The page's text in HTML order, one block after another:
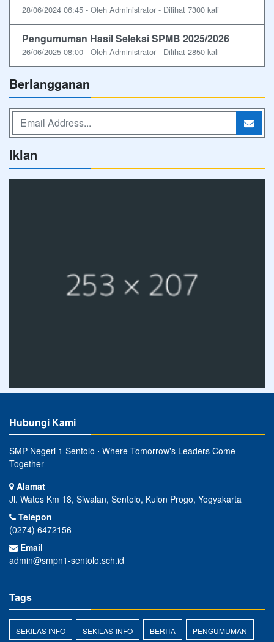
28/06/2024 06:45 - Oleh Administrator - Dilihat 7300 kali
Pengumuman Hasil Seleksi SPMB 2025/2026
26/06/2025 08:00 - Oleh Administrator - Dilihat 2850 kali
Berlangganan
Iklan
Hubungi Kami
SMP Negeri 1 Sentolo ⋅ Where Tomorrow's Leaders Come
Together
Alamat
Jl. Wates Km 18, Siwalan, Sentolo, Kulon Progo, Yogyakarta
Telepon
(0274) 6472156
Email
admin@smpn1-sentolo.sch.id
Tags
SEKILAS INFO SEKILAS-INFO BERITA PENGUMUMAN